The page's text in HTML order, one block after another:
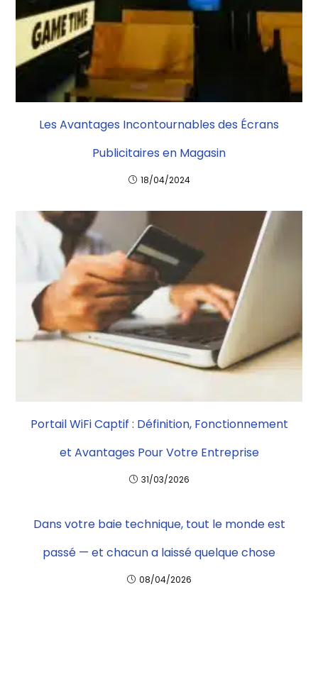
Les Avantages Incontournables des Écrans
Publicitaires en Magasin
18/04/2024
Portail WiFi Captif : Définition, Fonctionnement
et Avantages Pour Votre Entreprise
31/03/2026
Dans votre baie technique, tout le monde est
passé — et chacun a laissé quelque chose
08/04/2026